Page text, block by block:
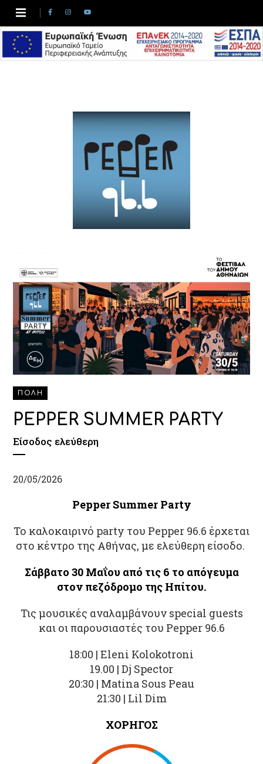
ΠΟΛΗ
PEPPER SUMMER PARTY
Eίσοδος ελεύθερη
20/05/2026
Pepper Summer Party
Το καλοκαιρινό party του Pepper 96.6 έρχεται
στο κέντρο της Αθήνας, με ελεύθερη είσοδο.
Σάββατο 30 Μαΐου από τις 6 το απόγευμα
στον πεζόδρομο της Ηπίτου.
Τις μουσικές αναλαμβάνουν special guests
και οι παρουσιαστές του Pepper 96.6
18:00 | Eleni Kolokotroni
19.00 | Dj Spector
20:30 | Matina Sous Peau
21:30 | Lil Dim
ΧΟΡΗΓΟΣ